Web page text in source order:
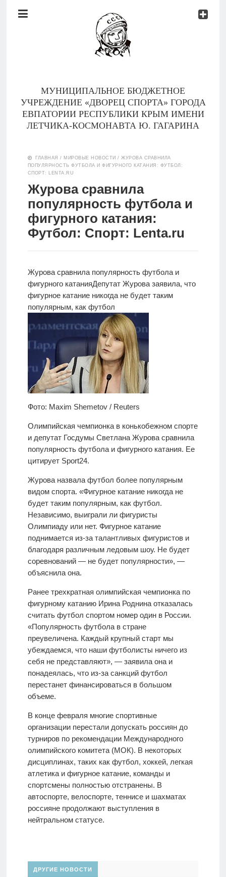
Документы
МУНИЦИПАЛЬНОЕ БЮДЖЕТНОЕ
УЧРЕЖДЕНИЕ «ДВОРЕЦ СПОРТА» ГОРОДА
ЕВПАТОРИИ РЕСПУБЛИКИ КРЫМ ИМЕНИ
ЛЕТЧИКА-КОСМОНАВТА Ю. ГАГАРИНА
Тренеры
Документы
Контакты
О
нас
слабовидящих
ГЛАВНАЯ / МИРОВЫЕ НОВОСТИ /ЖУРОВА СРАВНИЛА
ПОПУЛЯРНОСТЬ ФУТБОЛА И ФИГУРНОГО КАТАНИЯ: ФУТБОЛ:
СПОРТ: LENTA.RU
Журова сравнила
популярность футбола и
фигурного катания:
Футбол: Спорт: Lenta.ru
Журова сравнила популярность футбола и
фигурного катанияДепутат Журова заявила, что
фигурное катание никогда не будет таким
популярным, как футбол
Фото: Maxim Shemetov / Reuters
Олимпийская чемпионка в конькобежном спорте
и депутат Госдумы Светлана Журова сравнила
популярность футбола и фигурного катания. Ее
цитирует Sport24.
Журова назвала футбол более популярным
видом спорта. «Фигурное катание никогда не
будет таким популярным, как футбол.
Независимо, выиграли ли фигуристы
Олимпиаду или нет. Фигурное катание
поднимается из-за талантливых фигуристов и
благодаря различным ледовым шоу. Не будет
соревнований — не будет популярности», —
объяснила она.
Ранее трехкратная олимпийская чемпионка по
фигурному катанию Ирина Роднина отказалась
считать футбол спортом номер один в России.
«Популярность футбола в стране
преувеличена. Каждый крупный старт мы
убеждаемся, что наши футболисты ничего из
себя не представляют», — заявила она и
понадеялась, что из-за санкций футбол
перестанет финансироваться в большом
объеме.
В конце февраля многие спортивные
организации перестали допускать россиян до
турниров по рекомендации Международного
олимпийского комитета (МОК). В некоторых
дисциплинах, таких как футбол, хоккей, легкая
атлетика и фигурное катание, команды и
спортсмены полностью отстранены. В
автоспорте, велоспорте, теннисе и шахматах
россияне продолжают выступления в
нейтральном статусе.
ДРУГИЕ НОВОСТИ